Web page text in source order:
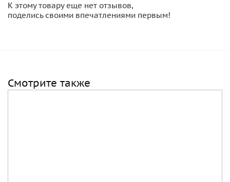
К этому товару еще нет отзывов,
поделись своими впечатлениями первым!
Смотрите также